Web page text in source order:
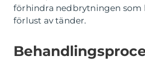
förhindra nedbrytningen som
förlust av tänder.